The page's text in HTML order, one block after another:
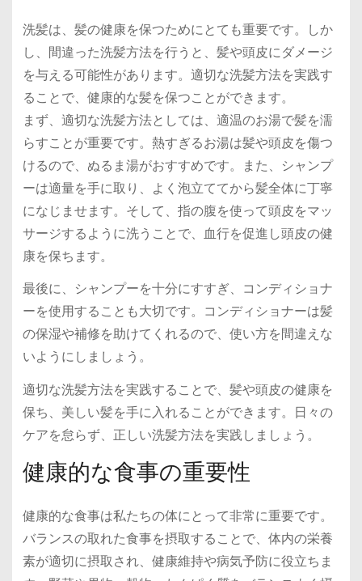
洗髪は、髪の健康を保つためにとても重要です。しか
し、間違った洗髪方法を行うと、髪や頭皮にダメージ
を与える可能性があります。適切な洗髪方法を実践す
ることで、健康的な髪を保つことができます。
まず、適切な洗髪方法としては、適温のお湯で髪を濡
らすことが重要です。熱すぎるお湯は髪や頭皮を傷つ
けるので、ぬるま湯がおすすめです。また、シャンプ
ーは適量を手に取り、よく泡立ててから髪全体に丁寧
になじませます。そして、指の腹を使って頭皮をマッ
サージするように洗うことで、血行を促進し頭皮の健
康を保ちます。
最後に、シャンプーを十分にすすぎ、コンディショナ
ーを使用することも大切です。コンディショナーは髪
の保湿や補修を助けてくれるので、使い方を間違えな
いようにしましょう。
適切な洗髪方法を実践することで、髪や頭皮の健康を
保ち、美しい髪を手に入れることができます。日々の
ケアを怠らず、正しい洗髪方法を実践しましょう。
健康的な食事の重要性
健康的な食事は私たちの体にとって非常に重要です。
バランスの取れた食事を摂取することで、体内の栄養
素が適切に摂取され、健康維持や病気予防に役立ちま